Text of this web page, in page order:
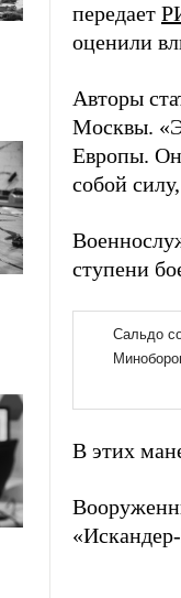
передает
оценили
Авторы
Москвы.
Европы. Он
собой
ступени
В этих